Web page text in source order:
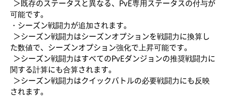
＞既存のステータスと異なる、PvE専用ステータスの付与が
可能です。
・シーズン戦闘力が追加されます。
＞シーズン戦闘力はシーズンオプションを戦闘力に換算し
た数値で、シーズンオプション強化で上昇可能です。
＞シーズン戦闘力はすべてのPvEダンジョンの推奨戦闘力に
関する計算にも合算されます。
＞シーズン戦闘力はクイックバトルの必要戦闘力にも反映
されます。